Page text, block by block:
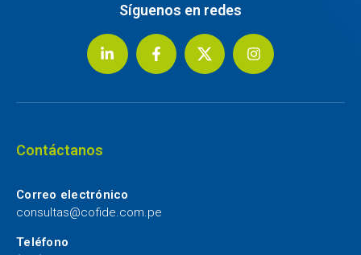
Síguenos en redes
Contáctanos
Correo electrónico
consultas@cofide.com.pe
Teléfono